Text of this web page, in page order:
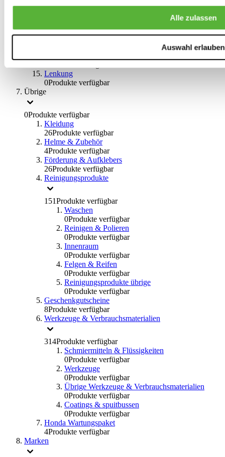
Alle zulassen
Auswahl erlauben
0Produkte verfügbar
Bremsen Übrige
Lenkung
0Produkte verfügbar
Übrige
0Produkte verfügbar
Kleidung
26Produkte verfügbar
Helme & Zubehör
4Produkte verfügbar
Förderung & Aufklebers
26Produkte verfügbar
Reinigungsprodukte
151Produkte verfügbar
Waschen
0Produkte verfügbar
Reinigen & Polieren
0Produkte verfügbar
Innenraum
0Produkte verfügbar
Felgen & Reifen
0Produkte verfügbar
Reinigungsprodukte übrige
0Produkte verfügbar
Geschenkgutscheine
8Produkte verfügbar
Werkzeuge & Verbrauchsmaterialien
314Produkte verfügbar
Schmiermitteln & Flüssigkeiten
0Produkte verfügbar
Werkzeuge
0Produkte verfügbar
Übrige Werkzeuge & Verbrauchsmaterialien
0Produkte verfügbar
Coatings & spuitbussen
0Produkte verfügbar
Honda Wartungspaket
4Produkte verfügbar
Marken